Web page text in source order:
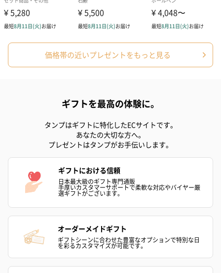
価格帯の近いプレゼントをもっと見る
ギフトを最高の体験に。
タンプはギフトに特化したECサイトです。
あなたの大切な方へ。
プレゼントはタンプがお手伝いします。
ギフトにおける信頼
日本最大級のギフト専門通販
手厚いカスタマーサポートで柔軟な対応やバイヤー厳
選ギフトがございます。
オーダーメイドギフト
ギフトシーンに合わせた豊富なオプションで特別な日
を彩るカスタマイズが可能です。